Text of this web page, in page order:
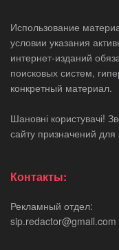
Использование
условии указания
интернет-изданий
поисковых систем,
конкретный материал.
Шановні користувачі!
сайту призначений для
Контакты:
Рекламный отдел:
sip.redactor@gmail.com